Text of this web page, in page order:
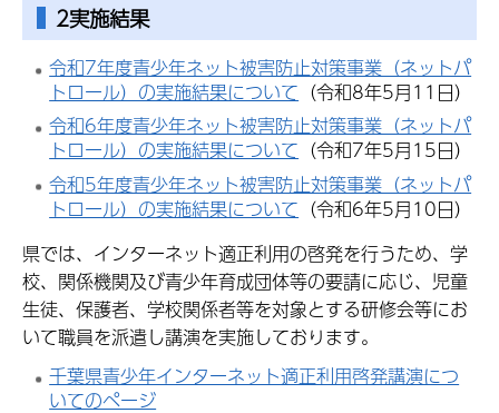
2実施結果
令和7年度青少年ネット被害防止対策事業（ネットパ
トロール）の実施結果について （令和8年5月11日）
令和6年度青少年ネット被害防止対策事業（ネットパ
トロール）の実施結果について （令和7年5月15日）
令和5年度青少年ネット被害防止対策事業（ネットパ
トロール）の実施結果について （令和6年5月10日）
県では、インターネット適正利用の啓発を行うため、学
校、関係機関及び青少年育成団体等の要請に応じ、児童
生徒、保護者、学校関係者等を対象とする研修会等にお
いて職員を派遣し講演を実施しております。
千葉県青少年インターネット適正利用啓発講演につ
いてのページ